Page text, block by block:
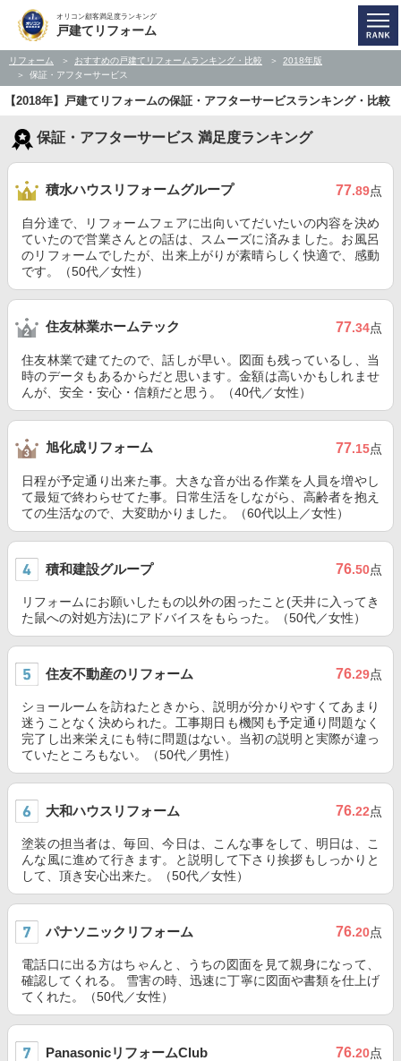
オリコン顧客満足度ランキング
戸建てリフォーム
リフォーム おすすめの戸建てリフォームランキング・比較
2018年版
保証・アフターサービス
【2018年】戸建てリフォームの保証・アフターサービスランキング・比較
保証・アフターサービス 満足度ランキング
積水ハウスリフォームグループ 77.89点
自分達で、リフォームフェアに出向いてだいたいの内容を決め
ていたので営業さんとの話は、スムーズに済みました。お風呂
のリフォームでしたが、出来上がりが素晴らしく快適で、感動
です。（50代／女性）
住友林業ホームテック 77.34点
住友林業で建てたので、話しが早い。図面も残っているし、当
時のデータもあるからだと思います。金額は高いかもしれませ
んが、安全・安心・信頼だと思う。（40代／女性）
旭化成リフォーム 77.15点
日程が予定通り出来た事。大きな音が出る作業を人員を増やし
て最短で終わらせてた事。日常生活をしながら、高齢者を抱え
ての生活なので、大変助かりました。（60代以上／女性）
積和建設グループ 76.50点
リフォームにお願いしたもの以外の困ったこと(天井に入ってき
た鼠への対処方法)にアドバイスをもらった。（50代／女性）
住友不動産のリフォーム 76.29点
ショールームを訪ねたときから、説明が分かりやすくてあまり
迷うことなく決められた。工事期日も機関も予定通り問題なく
完了し出来栄えにも特に問題はない。当初の説明と実際が違っ
ていたところもない。（50代／男性）
大和ハウスリフォーム 76.22点
塗装の担当者は、毎回、今日は、こんな事をして、明日は、こ
んな風に進めて行きます。と説明して下さり挨拶もしっかりと
して、頂き安心出来た。（50代／女性）
パナソニックリフォーム 76.20点
電話口に出る方はちゃんと、うちの図面を見て親身になって、
確認してくれる。 雪害の時、迅速に丁寧に図面や書類を仕上げ
てくれた。（50代／女性）
PanasonicリフォームClub 76.20点